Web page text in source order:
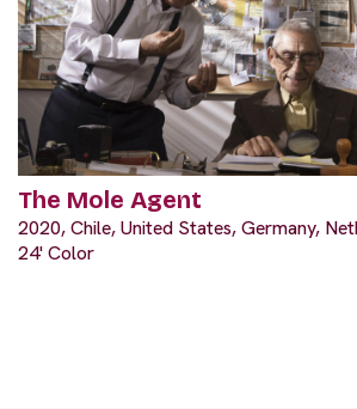
The Mole Agent
2020, Chile, United States, Germany,
24' Color